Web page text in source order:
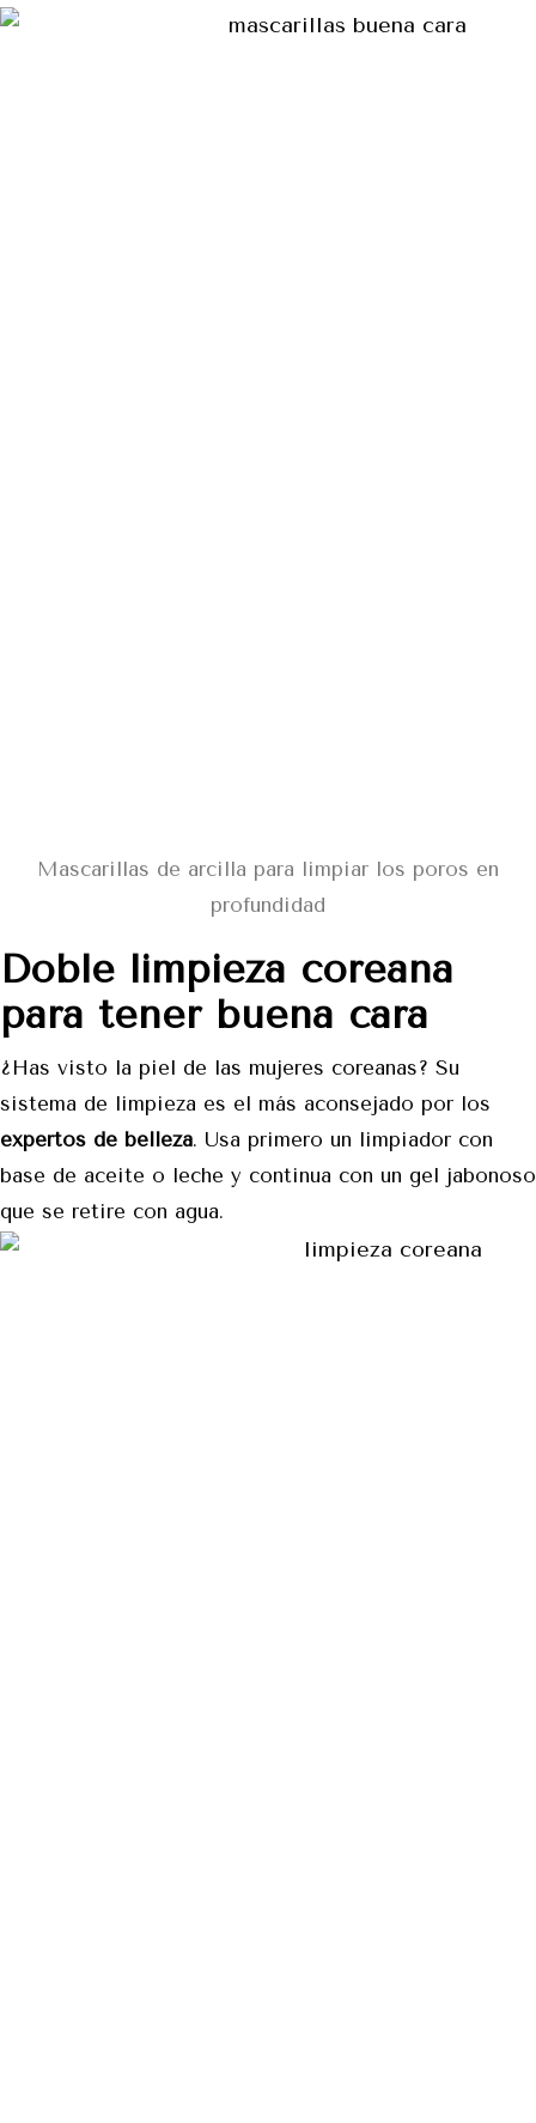
Mascarillas de arcilla para limpiar los poros en
profundidad
Doble limpieza coreana
para tener buena cara
¿Has visto la piel de las mujeres coreanas? Su
sistema de limpieza es el más aconsejado por los
expertos de belleza. Usa primero un limpiador con
base de aceite o leche y continua con un gel jabonoso
que se retire con agua.